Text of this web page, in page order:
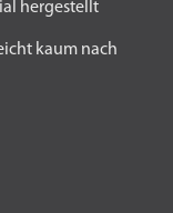
hergestellt
kaum nach